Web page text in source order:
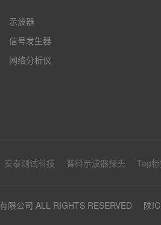
示波器
信号发生器
网络分析仪
安泰测试科技 普科示波器探头 Tag
限公司 ALL RIGHTS RESERVED 陕